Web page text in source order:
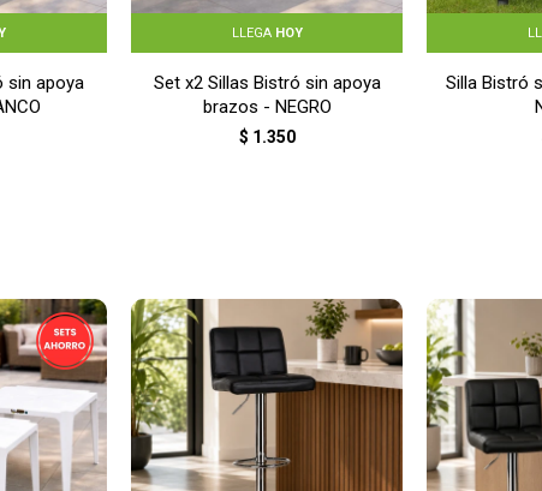
sin apoya
LLEGA HOY
Set x2 Sillas Bistró sin apoya
brazos - NEGRO
$ 1.350
Silla Bistró